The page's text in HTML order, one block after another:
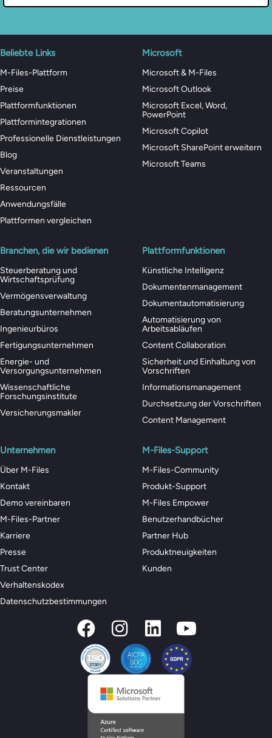
Beliebte Links
M-Files-Plattform
Preise
Plattformfunktionen
Plattformintegrationen
Professionelle Dienstleistungen
Blog
Veranstaltungen
Ressourcen
Anwendungsfälle
Plattformen vergleichen
Microsoft
Microsoft & M-Files
Microsoft Outlook
Microsoft Excel, Word,
PowerPoint
Microsoft Copilot
Microsoft SharePoint erweitern
Microsoft Teams
Branchen, die wir bedienen
Steuerberatung und
Wirtschaftsprüfung
Vermögensverwaltung
Beratungsunternehmen
Ingenieurbüros
Fertigungsunternehmen
Energie- und
Versorgungsunternehmen
Wissenschaftliche
Forschungsinstitute
Versicherungsmakler
Plattformfunktionen
Künstliche Intelligenz
Dokumentenmanagement
Dokumentautomatisierung
Automatisierung von
Arbeitsabläufen
Content Collaboration
Sicherheit und Einhaltung von
Vorschriften
Informationsmanagement
Durchsetzung der Vorschriften
Content Management
Unternehmen
Über M-Files
Kontakt
Demo vereinbaren
M-Files-Partner
Karriere
Presse
Trust Center
Verhaltenskodex
Datenschutzbestimmungen
M-Files-Support
M-Files-Community
Produkt-Support
M-Files Empower
Benutzerhandbücher
Partner Hub
Produktneuigkeiten
Kunden